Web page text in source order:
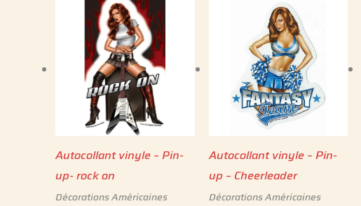
Autocollant vinyle – Pin-
up- rock on
Décorations Américaines
Autocollant vinyle – Pin-
up – Cheerleader
Décorations Américaines